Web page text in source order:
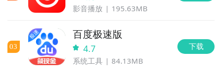
影音播放 195.63MB
03
百度极速版
4.7
系统工具 84.13MB
下载